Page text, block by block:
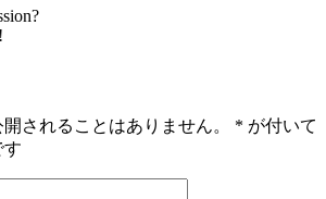
されることはありません。 * が付いて
す